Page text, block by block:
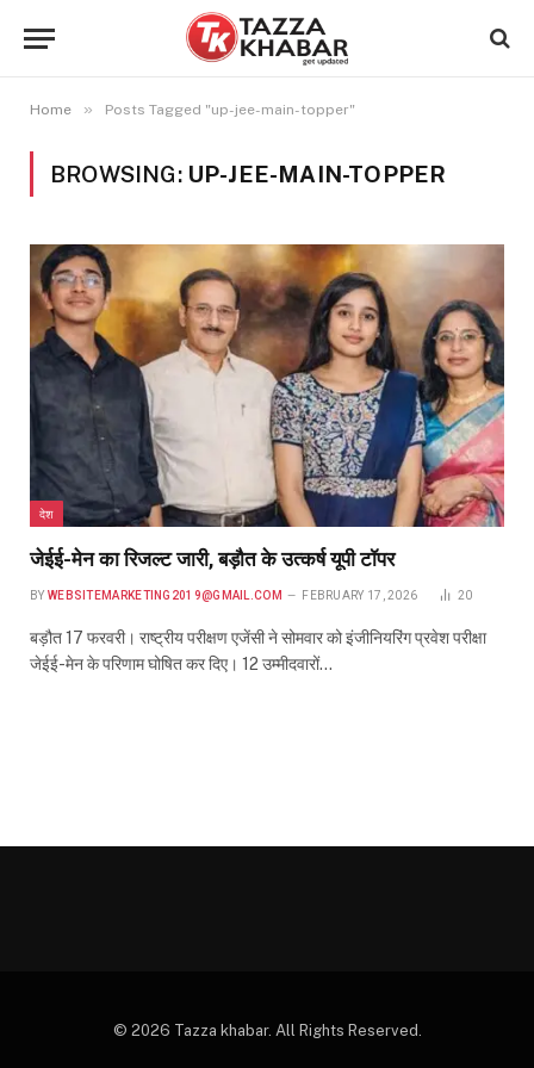
Home » Posts Tagged "up-jee-main-topper"
BROWSING: UP-JEE-MAIN-TOPPER
देश
जेईई-मेन का रिजल्ट जारी, बड़ौत के उत्कर्ष यूपी टॉपर
BY WEBSITEMARKETING2019@GMAIL.COM FEBRUARY 17, 2026 20
बड़ौत 17 फरवरी। राष्ट्रीय परीक्षण एजेंसी ने सोमवार को इंजीनियरिंग प्रवेश परीक्षा
जेईई-मेन के परिणाम घोषित कर दिए। 12 उम्मीदवारों…
© 2026 Tazza khabar. All Rights Reserved.